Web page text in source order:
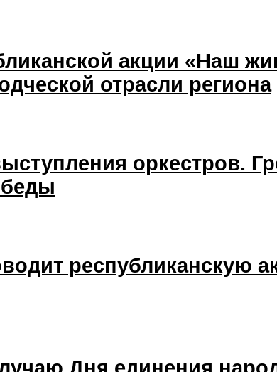
акции «Наш
отрасли региона
оркестров.
республиканскую